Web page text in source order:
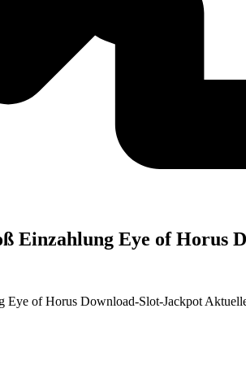
Einzahlung Eye of Horus
Eye of Horus Download-Slot-Jackpot